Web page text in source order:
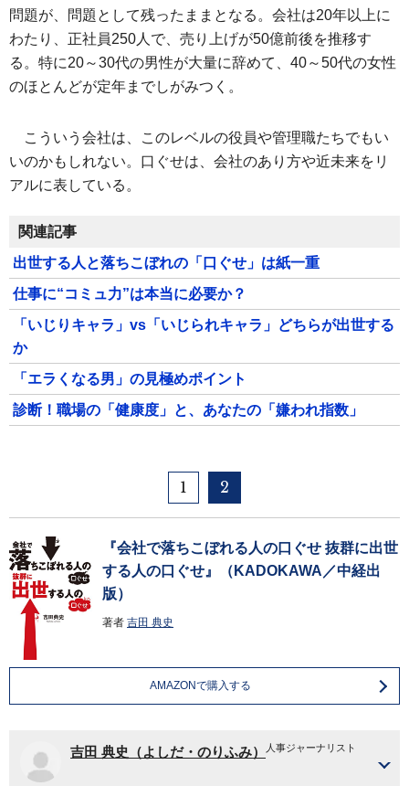
問題が、問題として残ったままとなる。会社は20年以上に
わたり、正社員250人で、売り上げが50億前後を推移す
る。特に20～30代の男性が大量に辞めて、40～50代の女性
のほとんどが定年までしがみつく。
こういう会社は、このレベルの役員や管理職たちでもい
いのかもしれない。口ぐせは、会社のあり方や近未来をリ
アルに表している。
関連記事
出世する人と落ちこぼれの「口ぐせ」は紙一重
仕事に“コミュ力”は本当に必要か？
「いじりキャラ」vs「いじられキャラ」どちらが出世する
か
「エラくなる男」の見極めポイント
診断！職場の「健康度」と、あなたの「嫌われ指数」
1 2
『会社で落ちこぼれる人の口ぐせ 抜群に出世
する人の口ぐせ』（KADOKAWA／中経出
版）
著者 吉田 典史
AMAZONで購入する
吉田 典史（よしだ・のりふみ） 人事ジャーナリスト